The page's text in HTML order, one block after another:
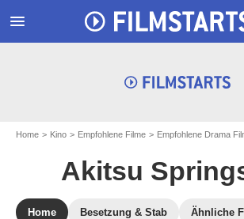
menu
Home Kino Empfohlene Filme Empfohlene Drama
Akitsu
Home Besetzung & Stab Ähnliche